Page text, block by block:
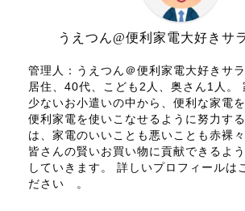
うえつん@便利家電大好きサ
管理人：うえつん＠便利家電大好きサ
居住、40代、こども2人、奥さん1人。
少ないお小遣いの中から、便利な家電を
便利家電を使いこなせるように努力す
は、家電のいいことも悪いことも赤裸々
皆さんの賢いお買い物に貢献できるよ
していきます。 詳しいプロフィールは
ださい 。